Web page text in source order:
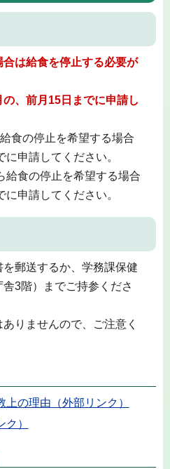
合は給食を停止する必要が
、前月15日までに申請し
食の停止を希望する場合
申請してください。
食の停止を希望する場合
申請してください。
郵送するか、学務課保健
3階）までご持参くださ
りませんので、ご注意く
の理由（外部リンク）
）